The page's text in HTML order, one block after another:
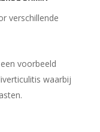
verschillende
voorbeeld
waarbij